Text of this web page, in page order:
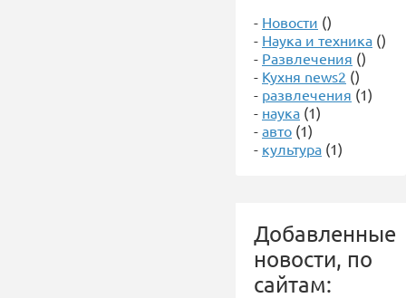
- Новости ()
- Наука и техника ()
- Развлечения ()
- Кухня news2 ()
- развлечения (1)
- наука (1)
- авто (1)
- культура (1)
Добавленные
новости, по
сайтам: